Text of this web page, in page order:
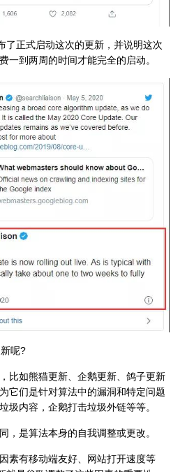
正式启动这次的更新，并说明这次
一到两周的时间才能完全的启动。
呢?
如熊猫更新、企鹅更新、鸽子更新
它们是针对算法中的漏洞和特定问题
圾内容，企鹅打击垃圾外链等等。
是算法本身的自我调整或更改。
有移动端友好、网站打开速度等